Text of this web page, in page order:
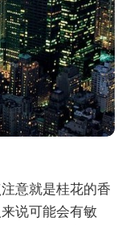
意就是桂花的香
说可能会有敏